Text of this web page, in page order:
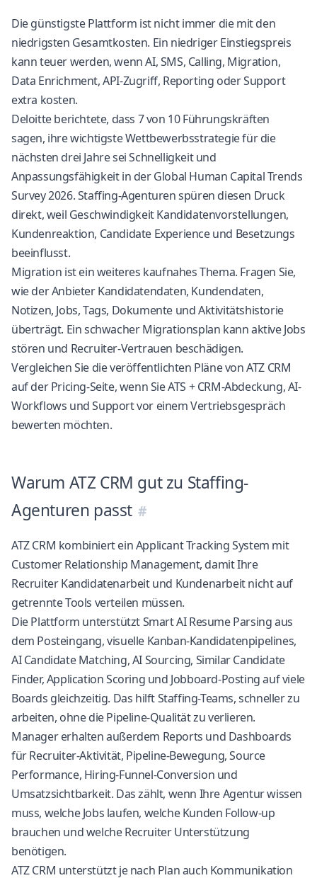
Die günstigste Plattform ist nicht immer die mit den
niedrigsten Gesamtkosten. Ein niedriger Einstiegspreis
kann teuer werden, wenn AI, SMS, Calling, Migration,
Data Enrichment, API-Zugriff, Reporting oder Support
extra kosten.
Deloitte berichtete, dass 7 von 10 Führungskräften
sagen, ihre wichtigste Wettbewerbsstrategie für die
nächsten drei Jahre sei Schnelligkeit und
Anpassungsfähigkeitin der Global Human Capital Trends
Survey 2026. Staffing-Agenturen spüren diesen Druck
direkt, weil Geschwindigkeit Kandidatenvorstellungen,
Kundenreaktion, Candidate Experience und Besetzungs
beeinflusst.
Migration ist ein weiteres kaufnahes Thema. Fragen Sie,
wie der Anbieter Kandidatendaten, Kundendaten,
Notizen, Jobs, Tags, Dokumente und Aktivitätshistorie
überträgt. Ein schwacher Migrationsplan kann aktive Jobs
stören und Recruiter-Vertrauen beschädigen.
Vergleichen Sie die veröffentlichten Pläne von ATZ CRM
auf derPricing-Seite, wenn Sie ATS + CRM-Abdeckung, AI-
Workflows und Support vor einem Vertriebsgespräch
bewerten möchten.
Warum ATZ CRM gut zu Staffing-
Agenturen passt
ATZ CRM kombiniert einApplicant Tracking System mit
Customer Relationship Management, damit Ihre
Recruiter Kandidatenarbeit und Kundenarbeit nicht auf
getrennte Tools verteilen müssen.
Die Plattform unterstützt Smart AI Resume Parsing aus
dem Posteingang, visuelle Kanban-Kandidatenpipelines,
AI Candidate Matching, AI Sourcing, Similar Candidate
Finder, Application Scoring und Jobboard-Posting auf viele
Boards gleichzeitig. Das hilft Staffing-Teams, schneller zu
arbeiten, ohne die Pipeline-Qualität zu verlieren.
Manager erhalten außerdem Reports und Dashboards
für Recruiter-Aktivität, Pipeline-Bewegung, Source
Performance, Hiring-Funnel-Conversion und
Umsatzsichtbarkeit. Das zählt, wenn Ihre Agentur wissen
muss, welche Jobs laufen, welche Kunden Follow-up
brauchen und welche Recruiter Unterstützung
benötigen.
ATZ CRM unterstützt je nach Plan auch Kommunikation